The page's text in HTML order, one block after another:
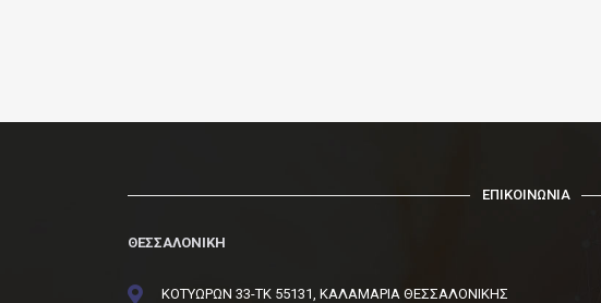
ΕΠΙΚΟΙΝΩΝΙΑ
ΘΕΣΣΑΛΟΝΙΚΗ
ΚΟΤΥΩΡΩΝ 33-ΤΚ 55131, ΚΑΛΑΜΑΡΙΑ ΘΕΣΣΑΛΟΝΙΚΗΣ